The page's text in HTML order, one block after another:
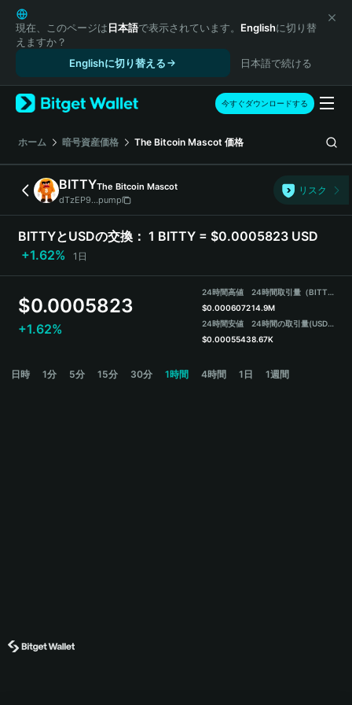
English
日本語
Tiếng Việt
Español (Latinoamérica)
Türkçe
Français
Deutsch
简体中文
繁體中文
Português (Portugal)
Bahasa Indonesia
ภาษาไทย
हिन्दी
Español
Português (Brasil)
現在、このページは日本語で表示されています。 Englishに切り替
えますか？
Englishに切り替える
日本語で続ける
今すぐダウンロードする
ホーム 暗号資産価格 The Bitcoin Mascot 価格
BITTYThe Bitcoin Mascot
dTzEP9...pump
リスク
BITTYとUSDの交換： 1 BITTY = $0.0005823 USD
+1.62%
1日
$0.0005823
+1.62%
24時間高値
$0.0006072
24時間安値
$0.0005543
24時間取引量（BITTY）
14.9M
24時間の取引量(USDT)
8.67K
日時 1分 5分 15分 30分 1時間 4時間 1日 1週間